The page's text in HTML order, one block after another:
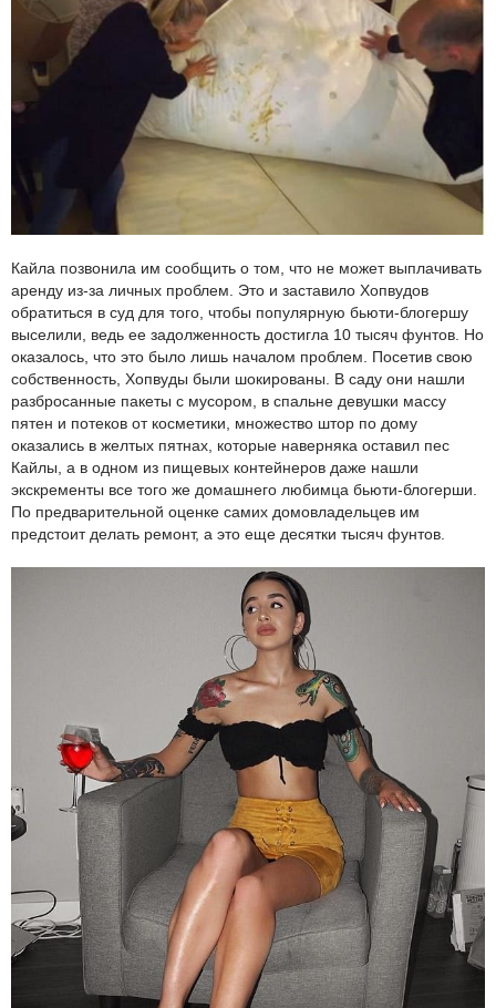
Кайла позвонила им сообщить о том, что не может выплачивать
аренду из-за личных проблем. Это и заставило Хопвудов
обратиться в суд для того, чтобы популярную бьюти-блогершу
выселили, ведь ее задолженность достигла 10 тысяч фунтов. Но
оказалось, что это было лишь началом проблем. Посетив свою
собственность, Хопвуды были шокированы. В саду они нашли
разбросанные пакеты с мусором, в спальне девушки массу
пятен и потеков от косметики, множество штор по дому
оказались в желтых пятнах, которые наверняка оставил пес
Кайлы, а в одном из пищевых контейнеров даже нашли
экскременты все того же домашнего любимца бьюти-блогерши.
По предварительной оценке самих домовладельцев им
предстоит делать ремонт, а это еще десятки тысяч фунтов.